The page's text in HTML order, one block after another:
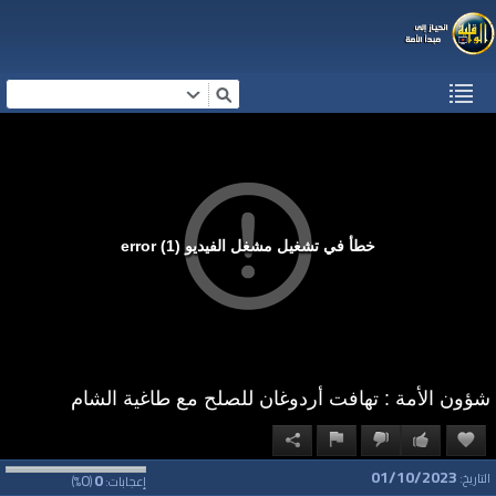
خطأ في تشغيل مشغل الفيديو (1) error
شؤون الأمة : تهافت أردوغان للصلح مع طاغية الشام
إعجابات:0
(
0
%) التاريخ: 01/10/2023